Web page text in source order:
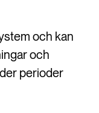
och kan
och
perioder